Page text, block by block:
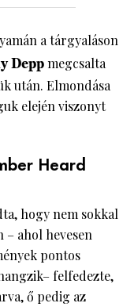
a tárgyaláson
Deppmegcsalta
után. Elmondása
elején viszonyt
Heard
hogy nem sokkal
– ahol hevesen
pontos
felfedezte,
ő pedig az